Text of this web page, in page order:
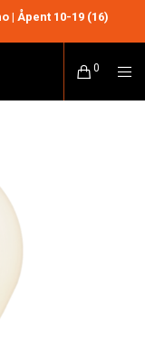
| Åpent 10-19 (16)
0